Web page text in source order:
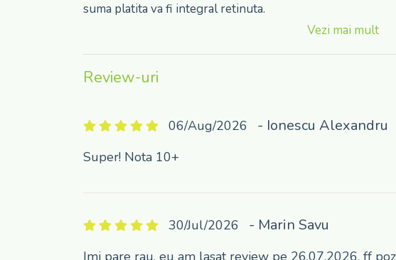
suma platita va fi integral retinuta.
Vezi mai mult
Review-uri
06/Aug/2026 - Ionescu Alexandru
Super! Nota 10+
30/Jul/2026 - Marin Savu
Imi pare rau, eu am lasat review pe 26.07.2026, ff